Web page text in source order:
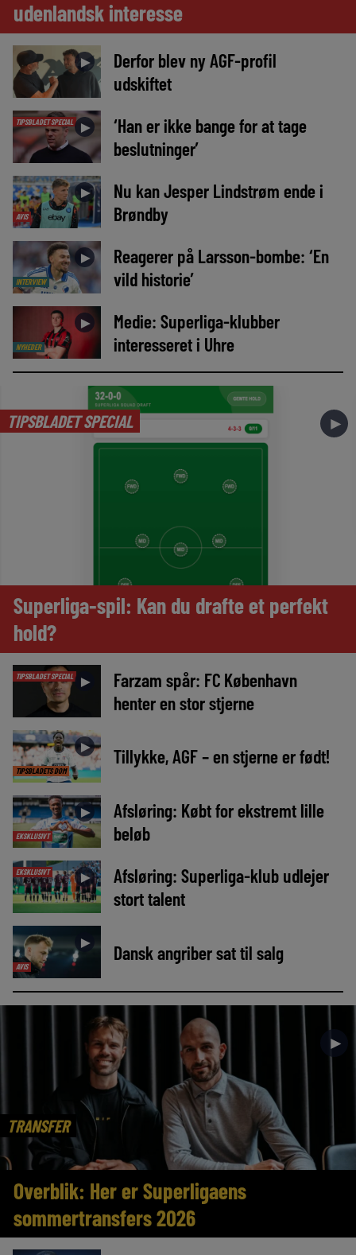
udenlandsk interesse
►
Derfor blev ny AGF-profil
udskiftet
TIPSBLADET SPECIAL ►
‘Han er ikke bange for at tage
beslutninger’
AVIS
►
Nu kan Jesper Lindstrøm ende i
Brøndby
INTERVIEW
►
Reagerer på Larsson-bombe: ‘En
vild historie’
NYHEDER
►
Medie: Superliga-klubber
interesseret i Uhre
TIPSBLADET SPECIAL ►
Superliga-spil: Kan du drafte et perfekt
hold?
TIPSBLADET SPECIAL ►
Farzam spår: FC København
henter en stor stjerne
TIPSBLADETS DOM
► Tillykke, AGF – en stjerne er født!
EKSKLUSIVT
►
Afsløring: Købt for ekstremt lille
beløb
EKSKLUSIVT ►
Afsløring: Superliga-klub udlejer
stort talent
AVIS
► Dansk angriber sat til salg
TRANSFER
►
Overblik: Her er Superligaens
sommertransfers 2026